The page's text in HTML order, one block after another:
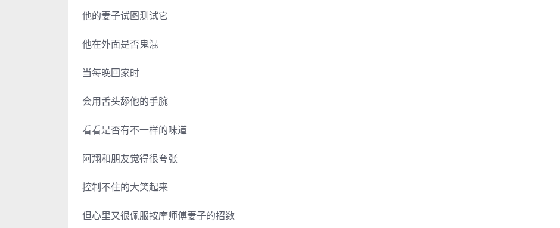
他的妻子试图测试它
他在外面是否鬼混
当每晚回家时
会用舌头舔他的手腕
看看是否有不一样的味道
阿翔和朋友觉得很夸张
控制不住的大笑起来
但心里又很佩服按摩师傅妻子的招数